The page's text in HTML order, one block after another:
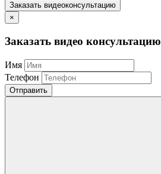
Заказать видеоконсультацию
×
Заказать видео консультацию
Имя
Телефон
Отправить